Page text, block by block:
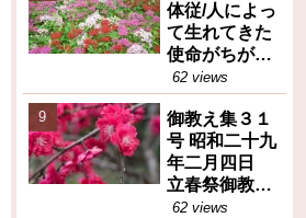
体従/人によっ
て生れてきた
使命がちがう
(御教え集27号
昭和28年10月
6日③)
62 views
御教え集３１
号 昭和二十九
年二月四日
立春祭御教え
※人間が善と
62 views